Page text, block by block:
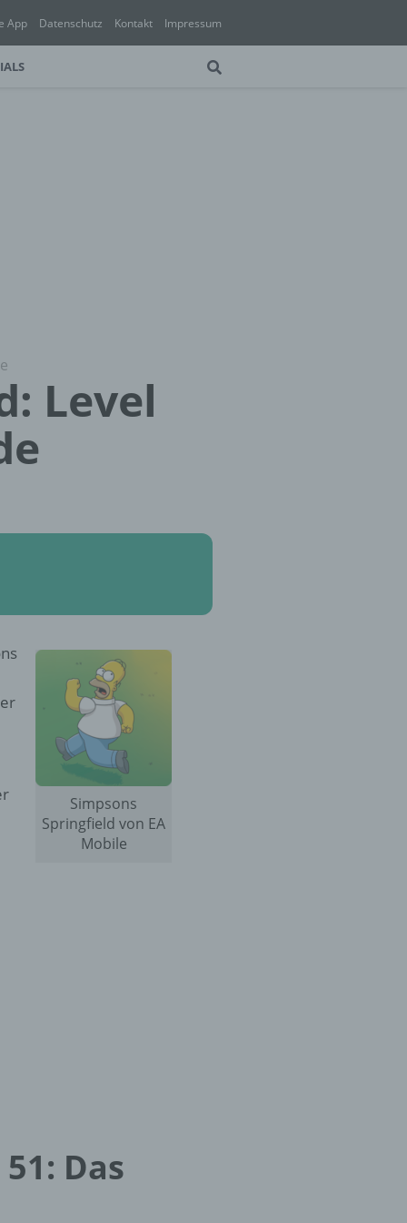
App Datenschutz Kontakt Impressum
Level
Simpsons
Springfield von EA
Mobile
Das